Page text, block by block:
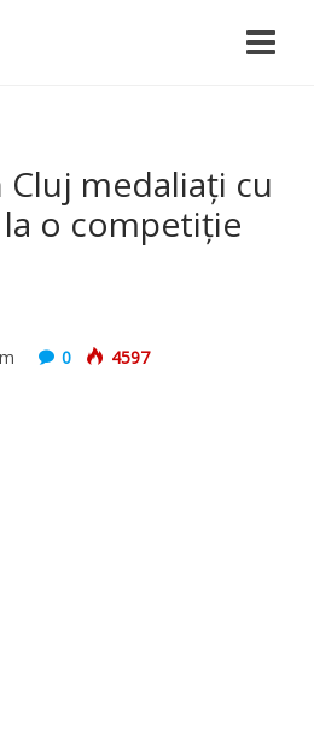
medaliați cu
o competiție
0 4597